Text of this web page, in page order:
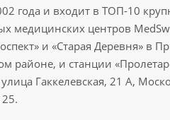
года и входит в ТОП-10
центров
и «Старая Деревня» в
районе, и станции
Гаккелевская, 21 А,